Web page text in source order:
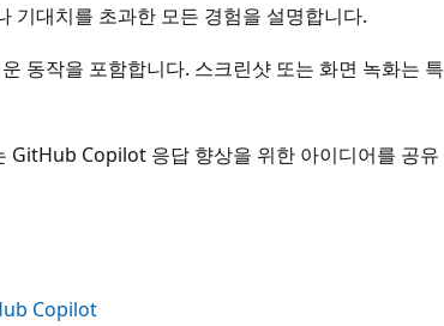
기대치를 초과한 모든 경험을 설명합니다.
동작을 포함합니다. 스크린샷 또는 화면 녹화는 특
GitHub Copilot 응답 향상을 위한 아이디어를 공유
Copilot